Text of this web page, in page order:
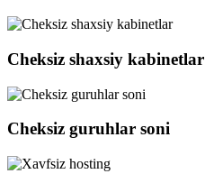
Cheksiz shaxsiy kabinetlar
Cheksiz guruhlar soni